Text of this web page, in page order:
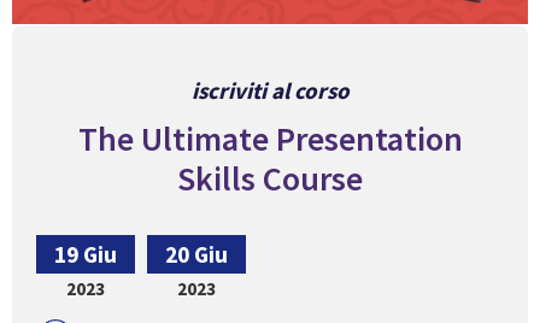
iscriviti al corso
The Ultimate Presentation
Skills Course
19 Giu
2023
20 Giu
2023